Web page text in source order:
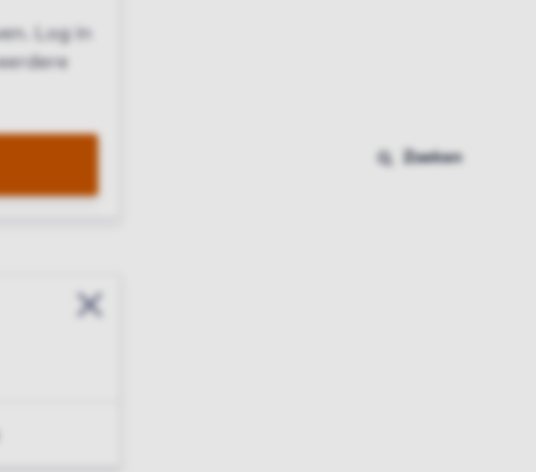
Log in
Sluit modal
Zoeken